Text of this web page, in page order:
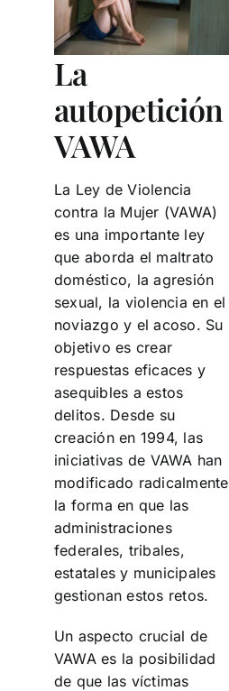
La
autopetición
VAWA
La Ley de Violencia
contra la Mujer (VAWA)
es una importante ley
que aborda el maltrato
doméstico, la agresión
sexual, la violencia en el
noviazgo y el acoso. Su
objetivo es crear
respuestas eficaces y
asequibles a estos
delitos. Desde su
creación en 1994, las
iniciativas de VAWA han
modificado radicalmente
la forma en que las
administraciones
federales, tribales,
estatales y municipales
gestionan estos retos.
Un aspecto crucial de
VAWA es la posibilidad
de que las víctimas